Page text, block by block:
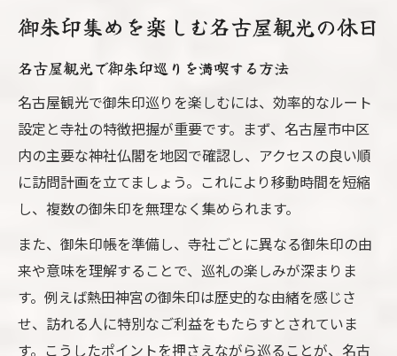
御朱印集めを楽しむ名古屋観光の休日
名古屋観光で御朱印巡りを満喫する方法
名古屋観光で御朱印巡りを楽しむには、効率的なルート
設定と寺社の特徴把握が重要です。まず、名古屋市中区
内の主要な神社仏閣を地図で確認し、アクセスの良い順
に訪問計画を立てましょう。これにより移動時間を短縮
し、複数の御朱印を無理なく集められます。
また、御朱印帳を準備し、寺社ごとに異なる御朱印の由
来や意味を理解することで、巡礼の楽しみが深まりま
す。例えば熱田神宮の御朱印は歴史的な由緒を感じさ
せ、訪れる人に特別なご利益をもたらすとされていま
す。こうしたポイントを押さえながら巡ることが、名古